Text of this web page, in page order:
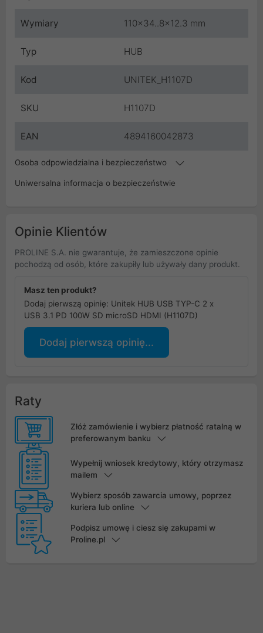
Wymiary 110x34..8x12.3 mm
Typ HUB
Kod UNITEK_H1107D
SKU H1107D
EAN 4894160042873
Osoba odpowiedzialna i bezpieczeństwo
Uniwersalna informacja o bezpieczeństwie
Opinie Klientów
PROLINE S.A. nie gwarantuje, że zamieszczone opinie
pochodzą od osób, które zakupiły lub używały dany produkt.
Masz ten produkt?
Dodaj pierwszą opinię: Unitek HUB USB TYP-C 2 x
USB 3.1 PD 100W SD microSD HDMI (H1107D)
Dodaj pierwszą opinię...
Raty
Złóż zamówienie i wybierz płatność ratalną w
preferowanym banku
Wypełnij wniosek kredytowy, który otrzymasz
mailem
Wybierz sposób zawarcia umowy, poprzez
kuriera lub online
Podpisz umowę i ciesz się zakupami w
Proline.pl